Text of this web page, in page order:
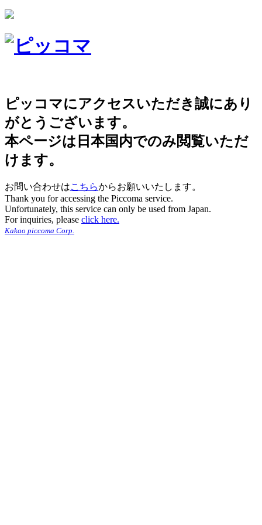
ピッコマにアクセスいただき誠にあり
がとうございます。
本ページは日本国内でのみ閲覧いただ
けます。
お問い合わせはこちらからお願いいたします。
Thank you for accessing the Piccoma service.
Unfortunately, this service can only be used from Japan.
For inquiries, please click here.
Kakao piccoma Corp.